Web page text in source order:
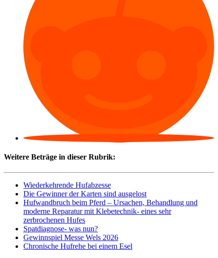
Weitere Beträge in dieser Rubrik:
Wiederkehrende Hufabzesse
Die Gewinner der Karten sind ausgelost
Hufwandbruch beim Pferd – Ursachen, Behandlung und
moderne Reparatur mit Klebetechnik- eines sehr
zerbrochenen Hufes
Spatdiagnose- was nun?
Gewinnspiel Messe Wels 2026
Chronische Hufrehe bei einem Esel